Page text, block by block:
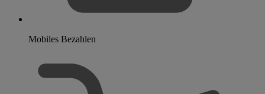
Mobiles Bezahlen